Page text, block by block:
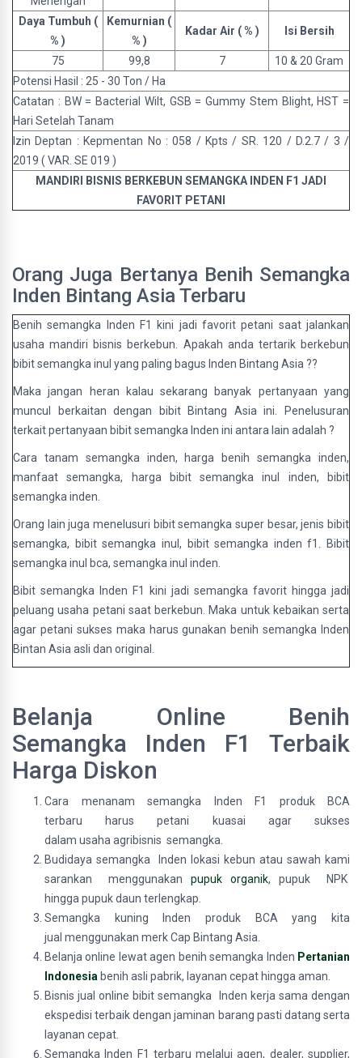
Daya Tumbuh (
% )
Kemurnian (
% )
Kadar Air ( % ) Isi Bersih
75 99,8 7
10 & 20 Gram
Potensi Hasil : 25 - 30 Ton / Ha
Catatan : BW = Bacterial Wilt, GSB = Gummy Stem Blight, HST =
Hari Setelah Tanam
Izin Deptan : Kepmentan No : 058 / Kpts / SR. 120 / D.2.7 / 3 /
2019 ( VAR. SE 019 )
MANDIRI BISNIS BERKEBUN SEMANGKA INDEN F1 JADI
FAVORIT PETANI
Orang Juga Bertanya Benih Semangka
Inden Bintang Asia Terbaru
Benih semangka Inden F1 kini jadi favorit petani saat jalankan
usaha mandiri bisnis berkebun. Apakah anda tertarik berkebun
bibit semangka inul yang paling bagus Inden Bintang Asia ??
Maka jangan heran kalau sekarang banyak pertanyaan yang
muncul berkaitan dengan bibit Bintang Asia ini. Penelusuran
terkait pertanyaan bibit semangka Inden ini antara lain adalah ?
Cara tanam semangka inden, harga benih semangka inden,
manfaat semangka, harga bibit semangka inul inden, bibit
semangka inden.
Orang lain juga menelusuri bibit semangka super besar, jenis bibit
semangka, bibit semangka inul, bibit semangka inden f1. Bibit
semangka inul bca, semangka inul inden.
Bibit semangka Inden F1 kini jadi semangka favorit hingga jadi
peluang usaha petani saat berkebun. Maka untuk kebaikan serta
agar petani sukses maka harus gunakan benih semangka Inden
Bintan Asia asli dan original.
Belanja Online Benih
Semangka Inden F1 Terbaik
Harga Diskon
Cara menanam semangka Inden F1 produk BCA
terbaru harus petani kuasai agar sukses
dalam usaha agribisnis semangka.
Budidaya semangka Inden lokasi kebun atau sawah kami
sarankan menggunakan pupuk organik, pupuk NPK
hingga pupuk daun terlengkap.
Semangka kuning Inden produk BCA yang kita
jual menggunakan merk Cap Bintang Asia.
Belanja online lewat agen benih semangka Inden Pertanian
Indonesia benih asli pabrik, layanan cepat hingga aman.
Bisnis jual online bibit semangka Inden kerja sama dengan
ekspedisi terbaik dengan jaminan barang pasti datang serta
layanan cepat.
Semangka Inden F1 terbaru melalui agen, dealer, supplier,